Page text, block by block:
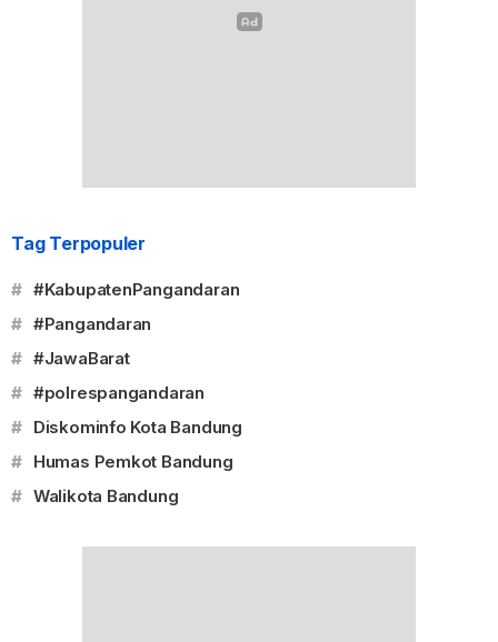
Tag Terpopuler
# #KabupatenPangandaran
# #Pangandaran
# #JawaBarat
# #polrespangandaran
# Diskominfo Kota Bandung
# Humas Pemkot Bandung
# Walikota Bandung